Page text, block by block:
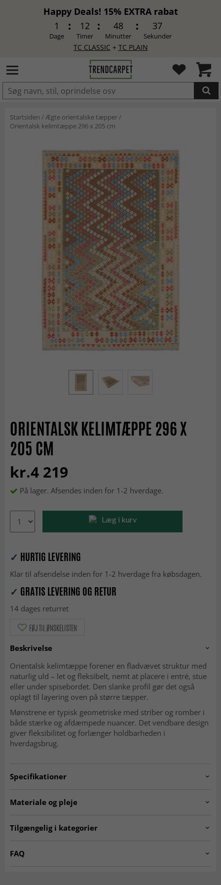
Happy Deals! 15% EXTRA rabat
1
Dage
12
Timer
48
Minutter
37
Sekunder
TC CLASSIC + TC PLAIN
LAGT I INDKØBSKURVEN.
Startsiden /Ægte orientalske tæpper/
Orientalsk kelimtæppe 296 x 205 cm
ORIENTALSK KELIMTÆPPE 296 X
205 CM
kr.4 219
På lager. Afsendes inden for 1-2 hverdage.
Læg i kurv
✓ HURTIG LEVERING
Klar til afsendelse inden for 1-2 hverdage fra købsdagen.
✓ GRATIS LEVERING OG RETUR
14 dages returret
FØJ TIL ØNSKELISTEN
Beskrivelse
Orientalsk kelimtæppe forener en fladvævet struktur med
naturlig uld – let og fleksibelt, nemt at placere i entré, stue
eller under spisebordet. Den slanke profil gør det også
oplagt til layering oven på større tæpper.
Mønstrene er typisk geometriske med striber og romber i
både stærke og afdæmpede nuancer. Det vendbare design
giver fleksibilitet og forlænger holdbarheden i
hverdagsbrug.
Specifikationer
Vævning
Materiale og pleje
Materiale
Uld
Tilgængelig i kategorier
FAQ